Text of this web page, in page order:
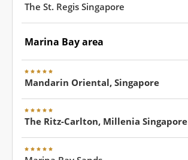
The St. Regis Singapore
Marina Bay area
Mandarin Oriental, Singapore
The Ritz-Carlton, Millenia Singapore